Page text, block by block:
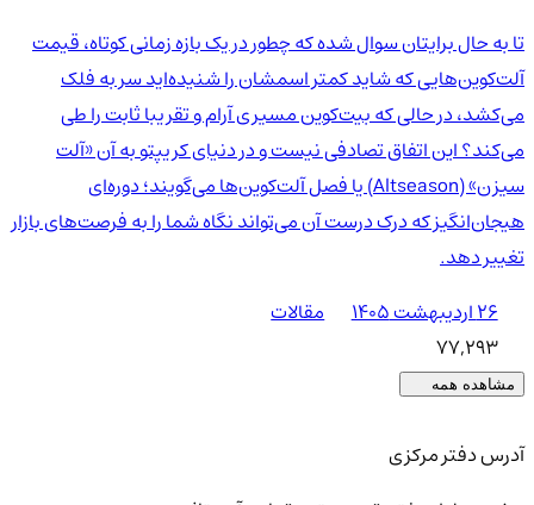
تا به حال برایتان سوال شده که چطور در یک بازه زمانی کوتاه، قیمت
آلت‌کوین‌هایی که شاید کمتر اسمشان را شنیده‌اید سر به فلک
می‌کشد، در حالی که بیت‌کوین مسیری آرام و تقریبا ثابت را طی
می‌کند؟ این اتفاق تصادفی نیست و در دنیای کریپتو به آن «آلت
سیزن» (Altseason) یا فصل آلت‌کوین‌ها می‌گویند؛ دوره‌ای
هیجان‌انگیز که درک درست آن می‌تواند نگاه شما را به فرصت‌های بازار
تغییر دهد.
۲۶ اردیبهشت ۱۴۰۵
مقالات
77,293
مشاهده همه
آدرس دفتر مرکزی